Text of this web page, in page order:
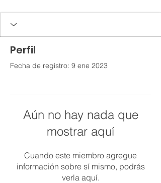
Perfil
Fecha de registro: 9 ene 2023
Aún no hay nada que
mostrar aquí
Cuando este miembro agregue
información sobre sí mismo, podrás
verla aquí.